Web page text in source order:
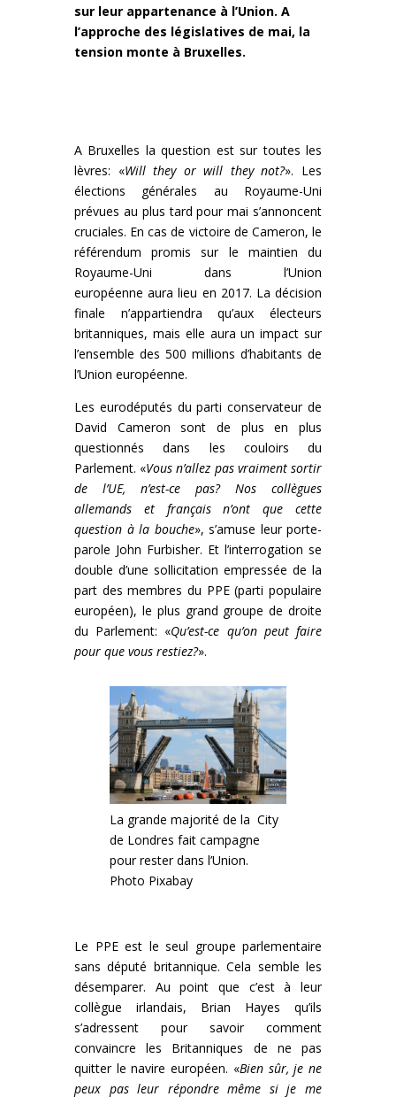
sur leur appartenance à l’Union. A
l’approche des législatives de mai, la
tension monte à Bruxelles.
A Bruxelles la question est sur toutes les
lèvres: «Will they or will they not?». Les
élections générales au Royaume-Uni
prévues au plus tard pour mai s’annoncent
cruciales. En cas de victoire de Cameron, le
référendum promis sur le maintien du
Royaume-Uni dans l’Union
européenne aura lieu en 2017. La décision
finale n’appartiendra qu’aux électeurs
britanniques, mais elle aura un impact sur
l’ensemble des 500 millions d’habitants de
l’Union européenne.
Les eurodéputés du parti conservateur de
David Cameron sont de plus en plus
questionnés dans les couloirs du
Parlement. «Vous n’allez pas vraiment sortir
de l’UE, n’est-ce pas? Nos collègues
allemands et français n’ont que cette
question à la bouche», s’amuse leur porte-
parole John Furbisher. Et l’interrogation se
double d’une sollicitation empressée de la
part des membres du PPE (parti populaire
européen), le plus grand groupe de droite
du Parlement: «Qu’est-ce qu’on peut faire
pour que vous restiez?».
La grande majorité de la City
de Londres fait campagne
pour rester dans l’Union.
Photo Pixabay
Le PPE est le seul groupe parlementaire
sans député britannique. Cela semble les
désemparer. Au point que c’est à leur
collègue irlandais, Brian Hayes qu’ils
s’adressent pour savoir comment
convaincre les Britanniques de ne pas
quitter le navire européen. «Bien sûr, je ne
peux pas leur répondre même si je me